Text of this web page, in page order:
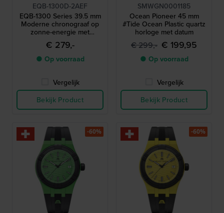
EQB-1300D-2AEF
EQB-1300 Series 39.5 mm
Moderne chronograaf op
zonne-energie met
smartphone koppeling
€ 279,-
● Op voorraad
Vergelijk
Bekijk Product
SMWGN0001185
Ocean Pioneer 45 mm
#Tide Ocean Plastic quartz
horloge met datum
€ 299,- € 199,95
● Op voorraad
Vergelijk
Bekijk Product
-60% -60%